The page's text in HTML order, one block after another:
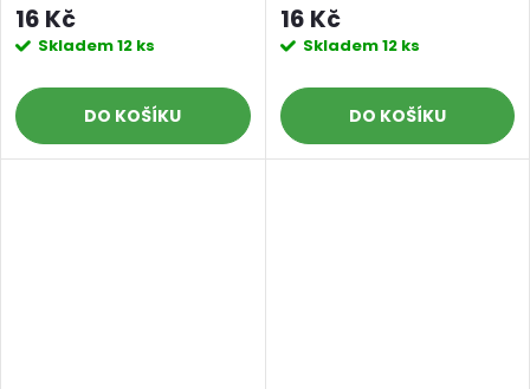
16 Kč
Skladem12 ks
DO KOŠÍKU
16 Kč
Skladem12 ks
DO KOŠÍKU